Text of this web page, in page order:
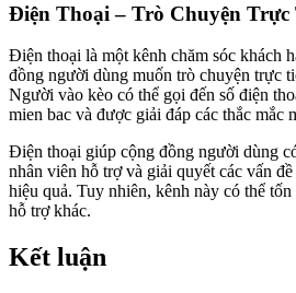
Điện Thoại – Trò Chuyện Trực
Điện thoại là một kênh chăm sóc khách
đồng người dùng muốn trò chuyện trực
Người vào kèo có thể gọi đến số điện
mien bac và được giải đáp các thắc mắc
Điện thoại giúp cộng đồng người dùng
nhân viên hỗ trợ và giải quyết các vấn
hiệu quả. Tuy nhiên, kênh này có thể
hỗ trợ khác.
Kết luận